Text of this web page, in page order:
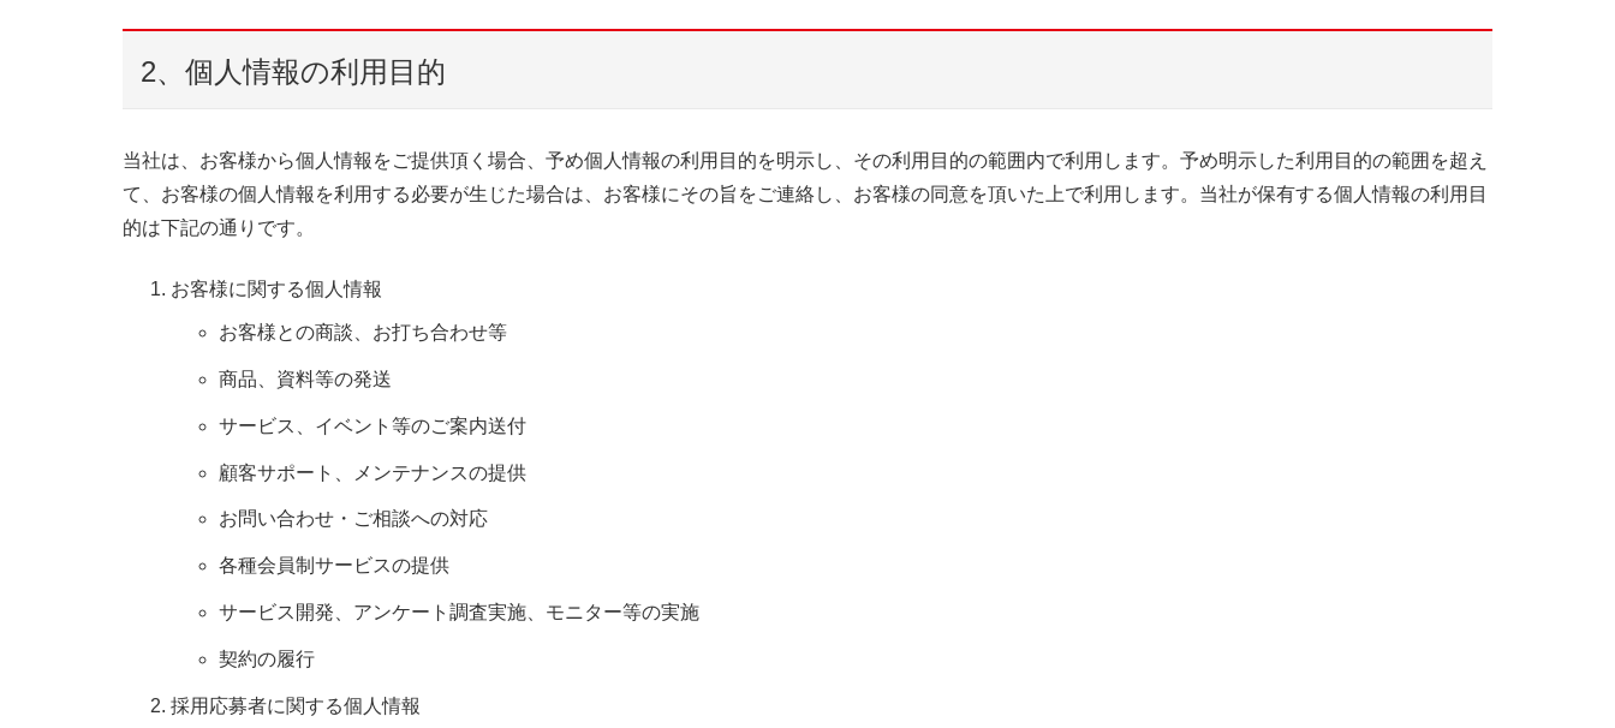
2、個人情報の利用目的
当社は、お客様から個人情報をご提供頂く場合、予め個人情報の利用目的を明示し、その利用目的の範囲内で利用します。予め明示した利用目的の範囲を超え
て、お客様の個人情報を利用する必要が生じた場合は、お客様にその旨をご連絡し、お客様の同意を頂いた上で利用します。当社が保有する個人情報の利用目
的は下記の通りです。
お客様に関する個人情報
お客様との商談、お打ち合わせ等
商品、資料等の発送
サービス、イベント等のご案内送付
顧客サポート、メンテナンスの提供
お問い合わせ・ご相談への対応
各種会員制サービスの提供
サービス開発、アンケート調査実施、モニター等の実施
契約の履行
採用応募者に関する個人情報